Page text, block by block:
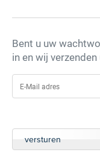
Bent u uw
in en wij
versturen